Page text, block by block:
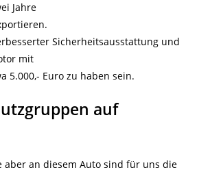
Jahre
Sicherheitsausstattung und
mit
5.000,- Euro zu haben sein.
auf
aber an diesem Auto sind für uns die